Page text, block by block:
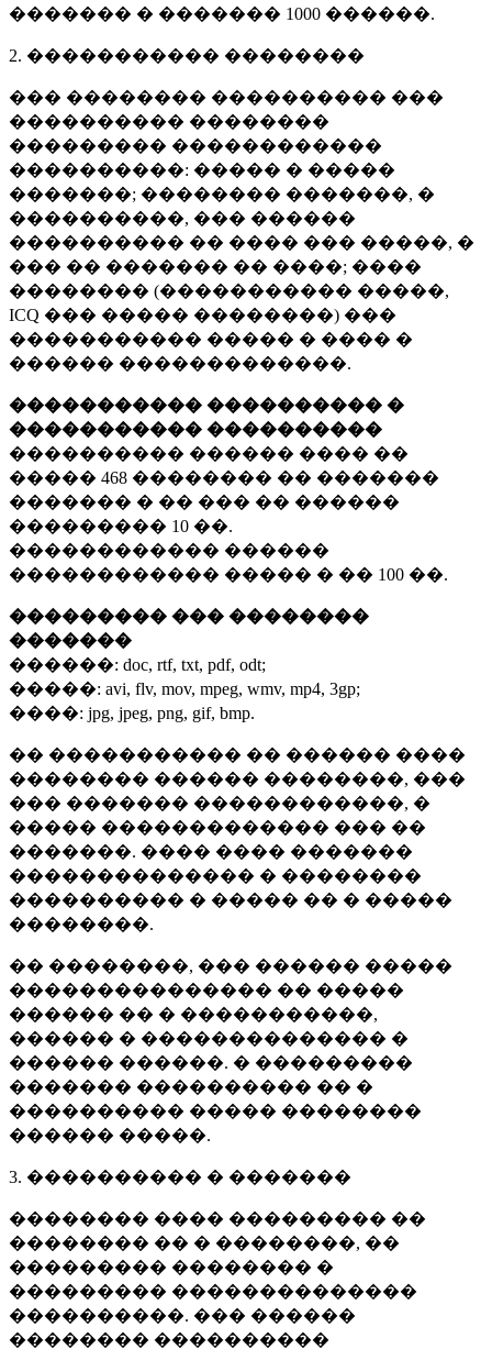
������� � ������� 1000 ������.
2. ����������� ��������
��� �������� ���������� ���
���������� ��������
��������� ������������
����������: ����� � �����
�������; �������� �������, �
����������, ��� ������
���������� �� ���� ��� �����, �
��� �� ������� �� ����; ����
�������� (����������� �����,
ICQ ��� ����� ��������) ���
����������� ����� � ���� �
������ �������������.
����������� ���������� �
����������� ����������
���������� ������ ���� ��
����� 468 �������� �� �������
������� � �� ��� �� ������
��������� 10 ��.
������������ ������
������������ ����� � �� 100 ��.
��������� ��� ��������
�������
������: doc, rtf, txt, pdf, odt;
�����: avi, flv, mov, mpeg, wmv, mp4, 3gp;
����: jpg, jpeg, png, gif, bmp.
�� ����������� �� ������ ����
�������� ������ ��������, ���
��� ������� ������������, �
����� ������������� ��� ��
�������. ���� ���� �������
�������������� � ��������
���������� � ����� �� � �����
��������.
�� ��������, ��� ������ �����
��������������� �� �����
������ �� � �����������,
������ � �������������� �
������ ������. � ���������
������� ���������� �� �
���������� ����� ��������
������ �����.
3. ���������� � �������
�������� ���� ��������� ��
�������� �� � ��������, ��
��������� �������� �
��������� ��������������
����������. ��� ������
�������� ����������